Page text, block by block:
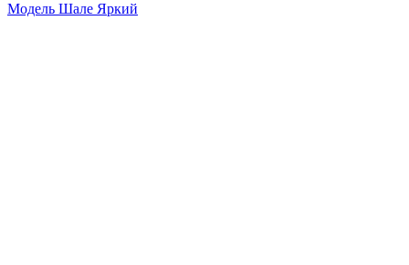
Модель Шале Яркий